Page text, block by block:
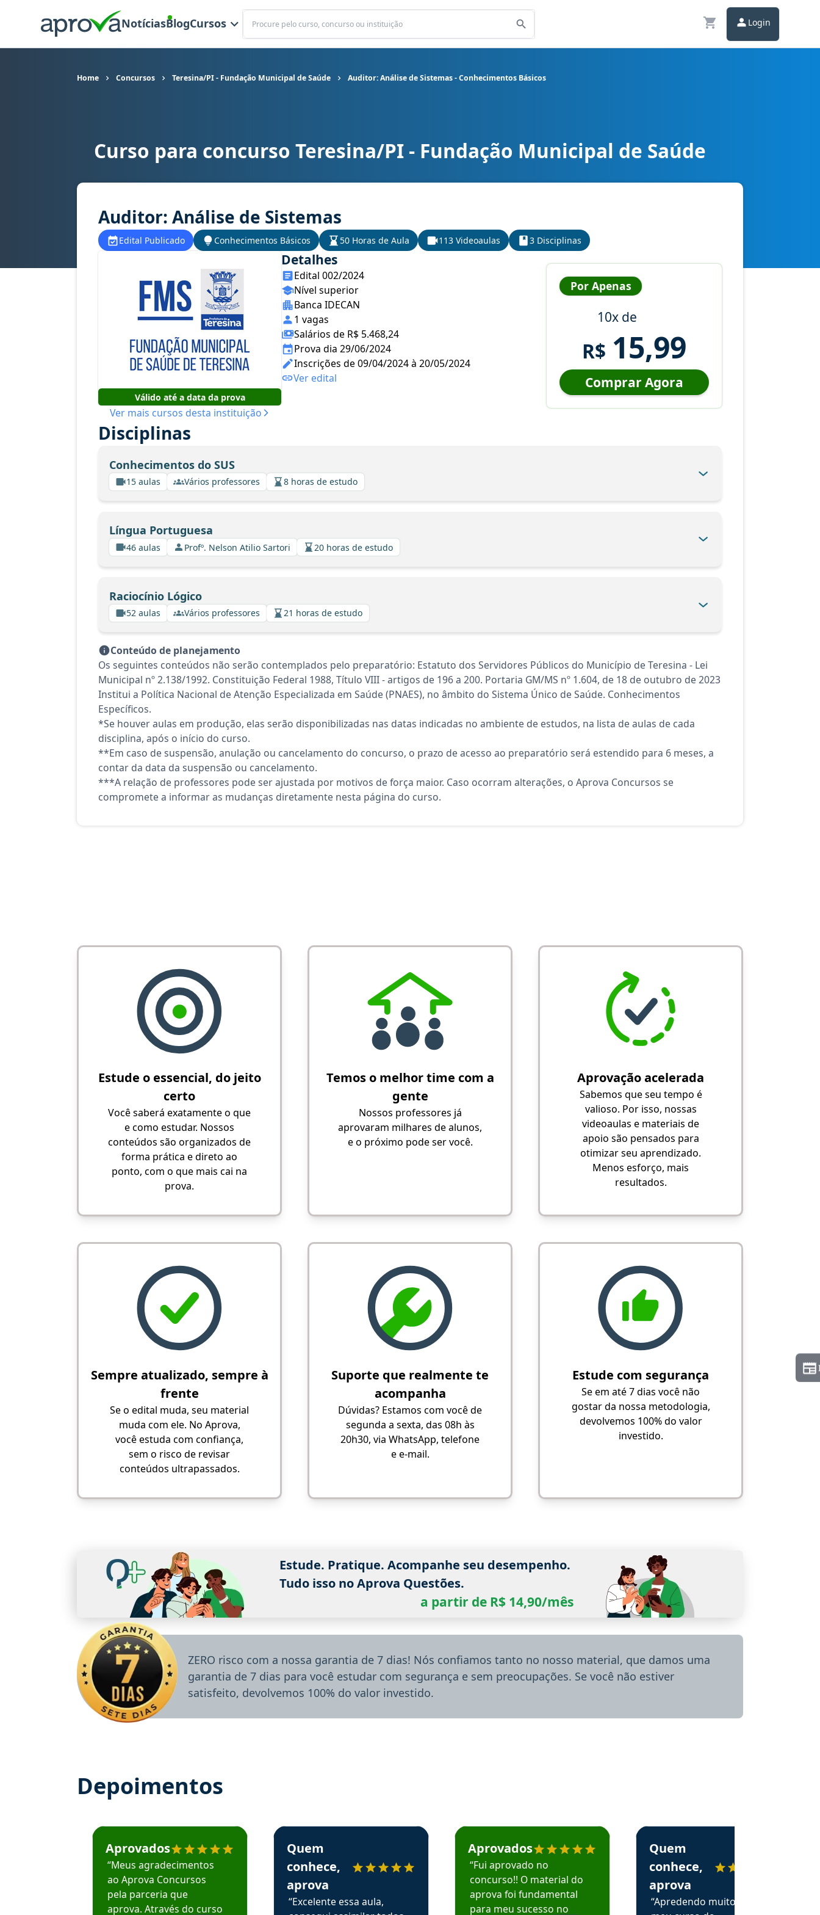
NotíciasBlogCursos
Buscar
Login
Home Concursos Teresina/PI - Fundação Municipal de Saúde Auditor: Análise de Sistemas - Conhecimentos Básicos
Curso para concurso FMS - Teresina/PI - Fundação Municipal de Saúde cargo Auditor: Análise de Sistemas - Conhecimentos Básicos
Curso para concurso Teresina/PI - Fundação Municipal de Saúde
Auditor: Análise de Sistemas
Edital Publicado Conhecimentos Básicos 50 Horas de Aula 113 Videoaulas 3 Disciplinas
Válido até a data da prova
Ver mais cursos desta instituição
Detalhes
Edital 002/2024
Nível superior
Banca IDECAN
1 vagas
Salários de R$ 5.468,24
Prova dia 29/06/2024
Inscrições de 09/04/2024 à 20/05/2024
Ver edital
Por Apenas
10x de
R$ 15,99
Comprar Agora
Disciplinas
Conhecimentos do SUS
15 aulas Vários professores 8 horas de estudo
Língua Portuguesa
46 aulas Profº. Nelson Atilio Sartori 20 horas de estudo
Raciocínio Lógico
52 aulas Vários professores 21 horas de estudo
Conteúdo de planejamento
Os seguintes conteúdos não serão contemplados pelo preparatório: Estatuto dos Servidores Públicos do Município de Teresina - Lei
Municipal nº 2.138/1992. Constituição Federal 1988, Título VIII - artigos de 196 a 200. Portaria GM/MS nº 1.604, de 18 de outubro de 2023
Institui a Política Nacional de Atenção Especializada em Saúde (PNAES), no âmbito do Sistema Único de Saúde. Conhecimentos
Específicos.
*Se houver aulas em produção, elas serão disponibilizadas nas datas indicadas no ambiente de estudos, na lista de aulas de cada
disciplina, após o início do curso.
**Em caso de suspensão, anulação ou cancelamento do concurso, o prazo de acesso ao preparatório será estendido para 6 meses, a
contar da data da suspensão ou cancelamento.
***A relação de professores pode ser ajustada por motivos de força maior. Caso ocorram alterações, o Aprova Concursos se
compromete a informar as mudanças diretamente nesta página do curso.
Estude o essencial, do jeito
certo
Você saberá exatamente o que
e como estudar. Nossos
conteúdos são organizados de
forma prática e direto ao
ponto, com o que mais cai na
prova.
Temos o melhor time com a
gente
Nossos professores já
aprovaram milhares de alunos,
e o próximo pode ser você.
Aprovação acelerada
Sabemos que seu tempo é
valioso. Por isso, nossas
videoaulas e materiais de
apoio são pensados para
otimizar seu aprendizado.
Menos esforço, mais
resultados.
Sempre atualizado, sempre à
frente
Se o edital muda, seu material
muda com ele. No Aprova,
você estuda com confiança,
sem o risco de revisar
conteúdos ultrapassados.
Suporte que realmente te
acompanha
Dúvidas? Estamos com você de
segunda a sexta, das 08h às
20h30, via WhatsApp, telefone
e e-mail.
Estude com segurança
Se em até 7 dias você não
gostar da nossa metodologia,
devolvemos 100% do valor
investido.
Estude. Pratique. Acompanhe seu desempenho.
Tudo isso no Aprova Questões.
a partir de R$ 14,90/mês
ZERO risco com a nossa garantia de 7 dias! Nós confiamos tanto no nosso material, que damos uma
garantia de 7 dias para você estudar com segurança e sem preocupações. Se você não estiver
satisfeito, devolvemos 100% do valor investido.
Depoimentos
Estudante José recomenda o Aprova Concursos em depoimento
Aprovados
“Meus agradecimentos
ao Aprova Concursos
pela parceria que
aprova. Através do curso
Estudante Sergio recomenda o Aprova Concursos em depoimento
Quem
conhece,
aprova
“Excelente essa aula,
Estudante Mário recomenda o Aprova Concursos em depoimento
Aprovados
“Fui aprovado no
concurso!! O material do
aprova foi fundamental
para meu sucesso no
Estudante Alessandra recomenda o Aprova
Quem
conhece,
aprova
“Apredendo muito no